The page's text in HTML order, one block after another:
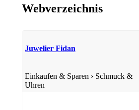
Webverzeichnis
Juwelier Fidan
Einkaufen & Sparen › Schmuck &
Uhren